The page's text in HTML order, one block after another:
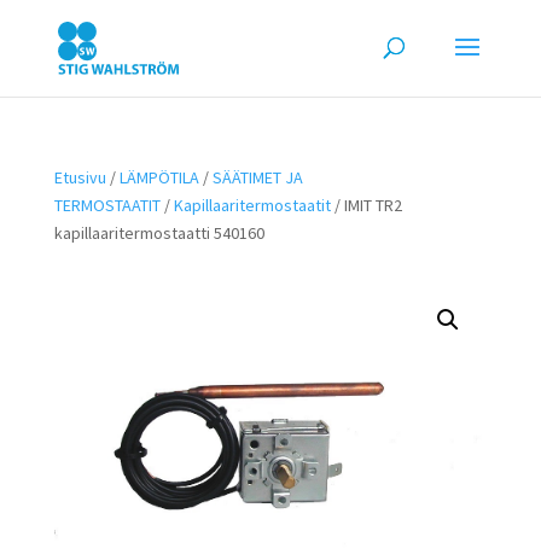
Etusivu /LÄMPÖTILA/SÄÄTIMET JA
TERMOSTAATIT/Kapillaaritermostaatit/ IMIT TR2
kapillaaritermostaatti 540160